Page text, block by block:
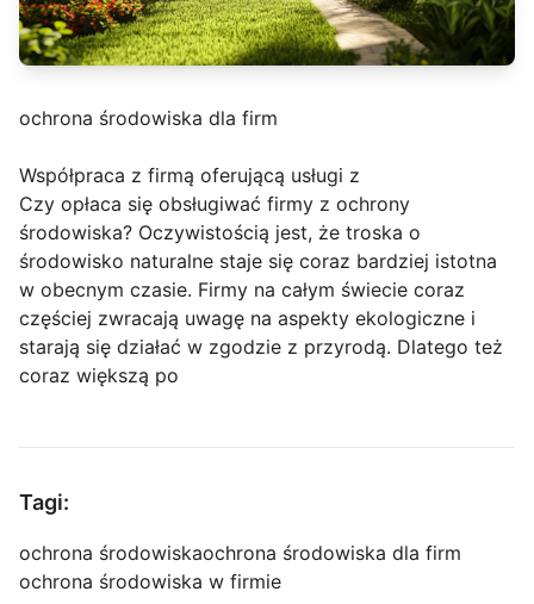
ochrona środowiska dla firm
Współpraca z firmą oferującą usługi z
Czy opłaca się obsługiwać firmy z ochrony
środowiska? Oczywistością jest, że troska o
środowisko naturalne staje się coraz bardziej istotna
w obecnym czasie. Firmy na całym świecie coraz
częściej zwracają uwagę na aspekty ekologiczne i
starają się działać w zgodzie z przyrodą. Dlatego też
coraz większą po
Tagi:
ochrona środowiskaochrona środowiska dla firm
ochrona środowiska w firmie